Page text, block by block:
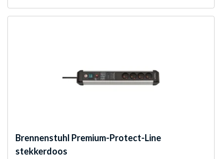
Brennenstuhl Premium-Protect-Line
stekkerdoos